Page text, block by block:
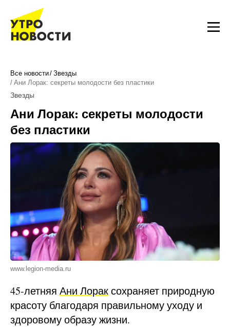
Все новости Звезды
Ани Лорак: секреты молодости без пластики
Звезды
Ани Лорак: секреты молодости
без пластики
www.legion-media.ru
45-летняя Ани Лораксохраняет природную
красоту благодаря правильному уходу и
здоровому образу жизни.